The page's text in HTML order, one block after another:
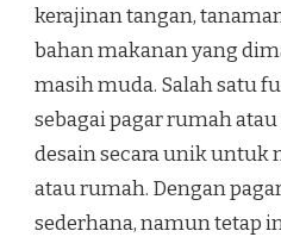
kerajinan tangan,
bahan makanan yang
masih muda. Salah satu
sebagai pagar rumah
desain secara unik
atau rumah. Dengan
sederhana, namun tetap